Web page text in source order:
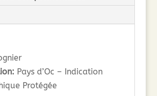
Pays d’Oc – Indication
Protégée